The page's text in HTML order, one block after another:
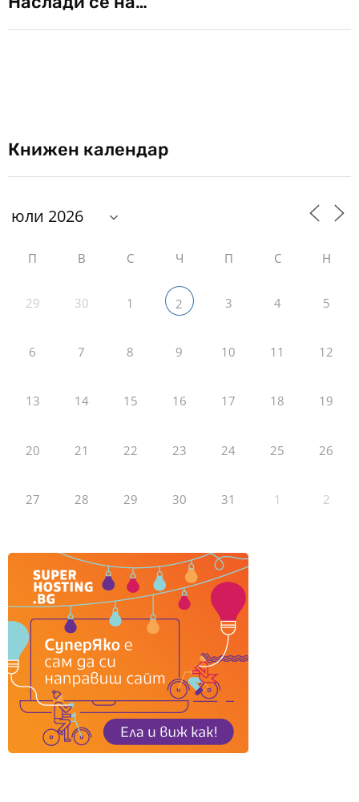
Книжен календар
П В С Ч П С Н
29 30 1 2 3 4 5
6 7 8 9 10 11 12
13 14 15 16 17 18 19
20 21 22 23 24 25 26
27 28 29 30 31 1 2